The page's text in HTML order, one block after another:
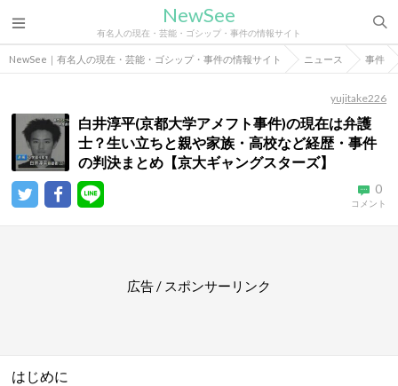
NewSee
有名人の現在・芸能・ゴシップ・事件の情報サイト
NewSee｜有名人の現在・芸能・ゴシップ・事件の情報サイト ニュース 事件
yujitake226
白井淳平(京都大学アメフト事件)の現在は弁護
士？生い立ちと親や家族・高校など経歴・事件
の判決まとめ【京大ギャングスターズ】
0
コメント
広告 / スポンサーリンク
はじめに